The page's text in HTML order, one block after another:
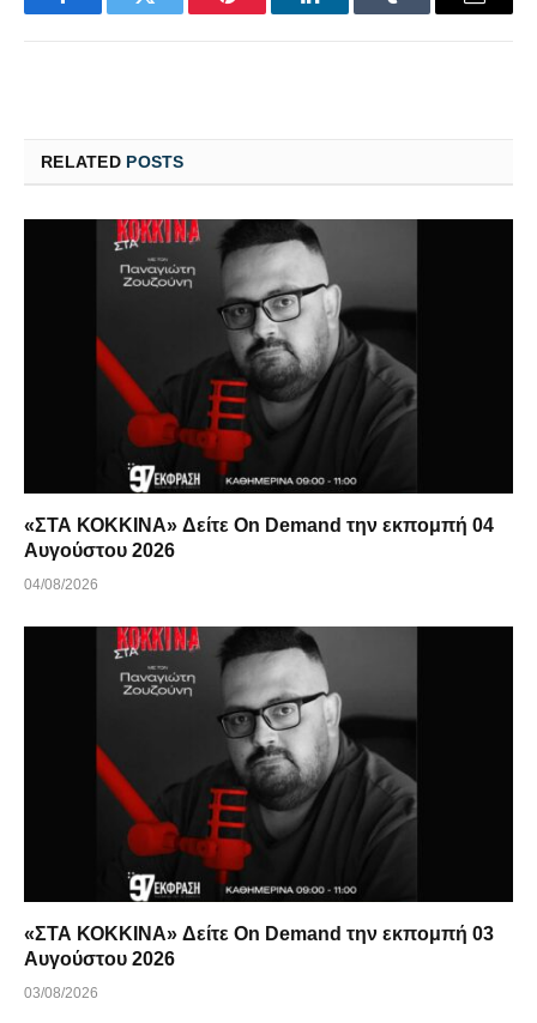
FacebookTwitter Pinterest LinkedInTumblr Email
RELATED POSTS
«ΣΤΑ ΚΟΚΚΙΝΑ» Δείτε On Demand την εκπομπή 04
Αυγούστου 2026
04/08/2026
«ΣΤΑ ΚΟΚΚΙΝΑ» Δείτε On Demand την εκπομπή 03
Αυγούστου 2026
03/08/2026